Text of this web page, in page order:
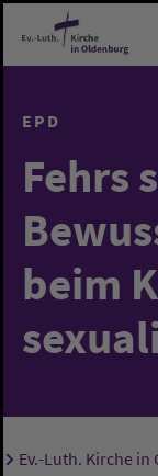
Zum Hauptinhalt
EPD
Fehrs
beim
Sie sind hier:
Ev.-Luth. Kirche